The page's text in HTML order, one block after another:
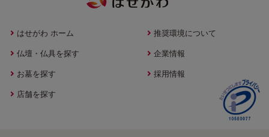
はせがわ ホーム
仏壇・仏具を探す
お墓を探す
店舗を探す
推奨環境について
企業情報
採用情報